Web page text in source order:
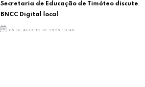
Secretaria de Educação de Timóteo discute
BNCC Digital local
05 DE AGOSTO DE 2026 10:40